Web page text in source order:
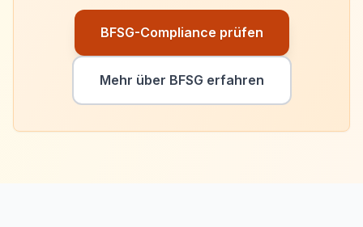
BFSG-Compliance prüfen
Mehr über BFSG erfahren